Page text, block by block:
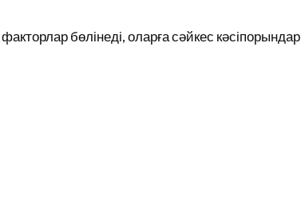
бөлінеді, оларға сәйкес кәсіпорындар